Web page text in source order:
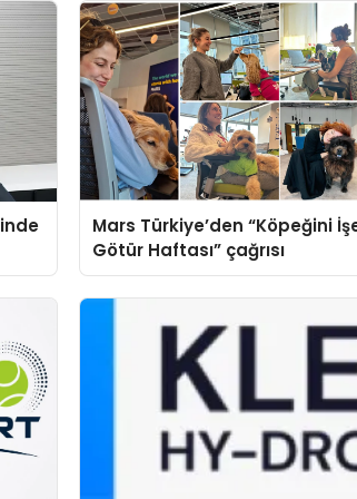
Mars Türkiye’den “Köpeğini
Götür Haftası” çağrısı